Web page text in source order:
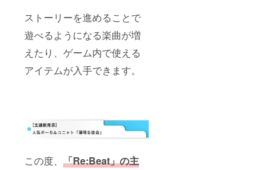
ストーリーを進めることで
遊べるようになる楽曲が増
えたり、ゲーム内で使える
アイテムが入手できます。
この度、 「Re:Beat」の主